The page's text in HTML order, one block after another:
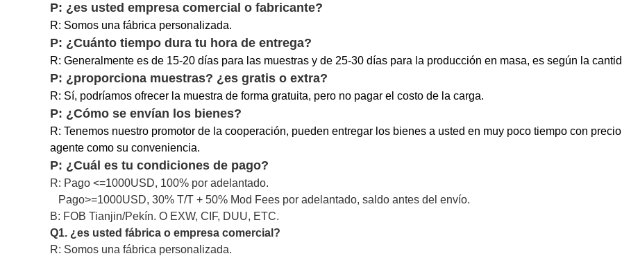
P: ¿es usted empresa comercial o fabricante?
R: Somos una fábrica personalizada.
P: ¿Cuánto tiempo dura tu hora de entrega?
R: Generalmente es de 15-20 días para las muestras y de 25-30 días para la producción en masa, es según la
P: ¿proporciona muestras? ¿es gratis o extra?
R: Sí, podríamos ofrecer la muestra de forma gratuita, pero no pagar el costo de la carga.
P: ¿Cómo se envían los bienes?
R: Tenemos nuestro promotor de la cooperación, pueden entregar los bienes a usted en muy poco tiempo con
agente como su conveniencia.
P: ¿Cuál es tu condiciones de pago?
R: Pago <=1000USD, 100% por adelantado.
Pago>=1000USD, 30% T/T + 50% Mod Fees por adelantado, saldo antes del envío.
B: FOB Tianjin/Pekín. O EXW, CIF, DUU, ETC.
Q1. ¿es usted fábrica o empresa comercial?
R: Somos una fábrica personalizada.